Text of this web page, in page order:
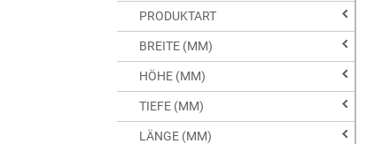
PRODUKTART
BREITE (MM)
HÖHE (MM)
TIEFE (MM)
LÄNGE (MM)